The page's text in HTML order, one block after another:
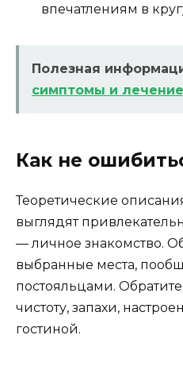
впечатлениям в
Полезная
симптомы и лечение
Как не
Теоретические
выглядят
— личное знакомство.
выбранные места,
постояльцами.
чистоту, запахи,
гостиной.